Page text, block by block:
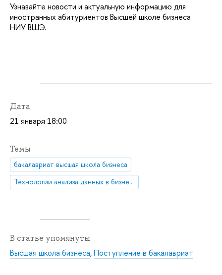
Узнавайте новости и актуальную информацию для
иностранных абитуриентов Высшей школе бизнеса
НИУ ВШЭ.
Дата
21 января 18:00
Темы
бакалавриат высшая школа бизнеса
Технологии анализа данных в бизнесе
В статье упомянуты
Высшая школа бизнеса,Поступление в бакалавриат